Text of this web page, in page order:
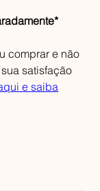
comprar e não
satisfação
e saiba